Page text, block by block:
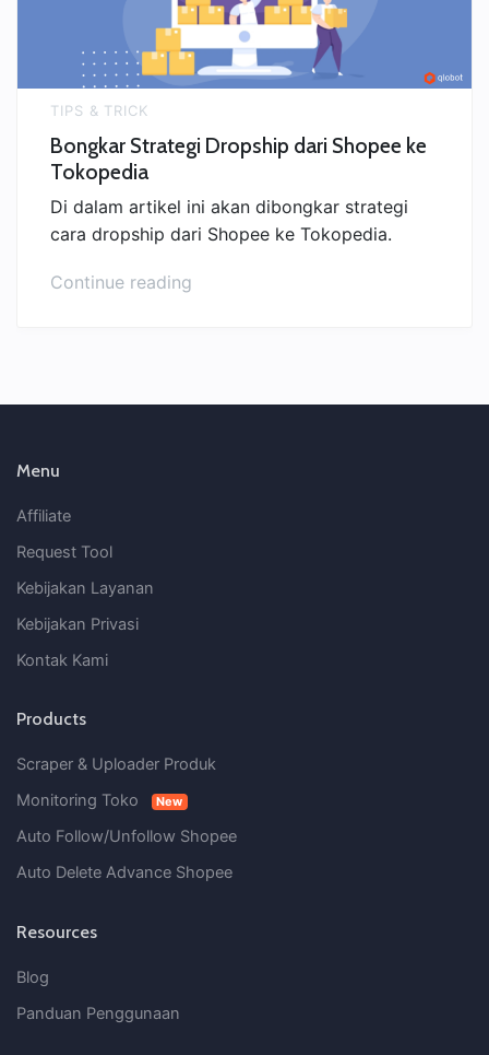
TIPS & TRICK
Bongkar Strategi Dropship dari Shopee ke
Tokopedia
Di dalam artikel ini akan dibongkar strategi
cara dropship dari Shopee ke Tokopedia.
Continue reading
Menu
Affiliate
Request Tool
Kebijakan Layanan
Kebijakan Privasi
Kontak Kami
Products
Scraper & Uploader Produk
Monitoring Toko
New
Auto Follow/Unfollow Shopee
Auto Delete Advance Shopee
Resources
Blog
Panduan Penggunaan